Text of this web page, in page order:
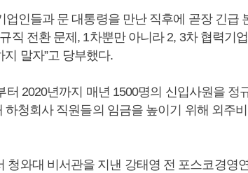
업인들과 문 대통령을 만난 직후에 곧장 긴급
직 전환 문제, 1차뿐만 아니라 2, 3차 협력기
말자”고 당부했다.
터 2020년까지 매년 1500명의 신입사원을 정
하청회사 직원들의 임금을 높이기 위해 외주
청와대 비서관을 지낸 강태영 전 포스코경영